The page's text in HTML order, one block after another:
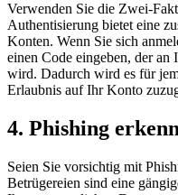
Verwenden Sie die Zwei-
Authentisierung bietet eine
Konten. Wenn Sie sich
einen Code eingeben, der
wird. Dadurch wird es für
Erlaubnis auf Ihr Konto
4. Phishing
Seien Sie vorsichtig mit
Betrügereien sind eine